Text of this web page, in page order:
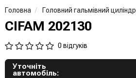
Головна Головний гальмівний циліндр
CIFAM 202130
0 відгуків
Уточніть
автомобіль: